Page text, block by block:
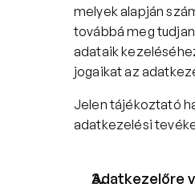
melyek alapján
továbbá meg
adataik
jogaikat az
Jelen tájékoztató
adatkezelési
Adatkezelőre